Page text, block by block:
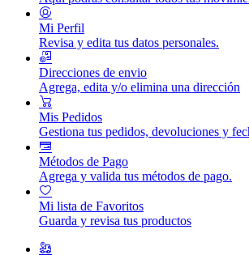
Mi Perfil
Revisa y edita tus datos personales.
Direcciones de envio
Agrega, edita y/o elimina una dirección
Mis Pedidos
Gestiona tus pedidos, devoluciones y
Métodos de Pago
Agrega y valida tus métodos de pago.
Mi lista de Favoritos
Guarda y revisa tus productos